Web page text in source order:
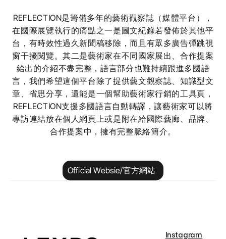
REFLECTION是籌備多年的藝術觀察誌（媒體平台），
在國際展覽執行的痛點之一是圖文紀錄若發佈於其他平
台，有時效性過久新聞稿移除，而且有眾多廣告彈跳視
窗干擾閱覽。其二是藝術家在不同國家展出、合作提案
給出的介紹不盡完整，語言部分也難持續跟進多國語
言，我們希望這個平台除了提供藝文觀察誌、知識型文
章、省思分享，還能是一個幫助藝術家行銷的工具頁，
REFLECTION支援多國語言自動轉譯，讓藝術家可以將
專訪連結放在個人網頁上或是附在給國際藝廊、品牌、
合作提案中，擁有完整脈絡簡介。
Official Websie/官方網站
Instagram